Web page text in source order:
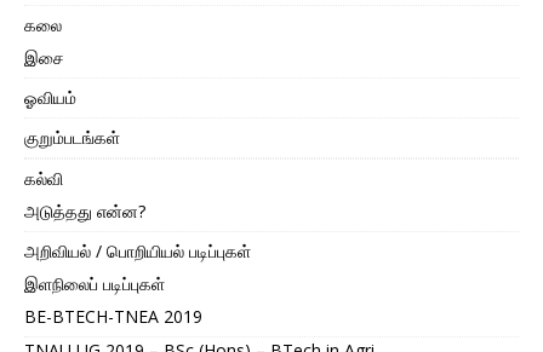
கலை
இசை
ஓவியம்
குறும்படங்கள்
கல்வி
அடுத்தது என்ன?
அறிவியல் / பொறியியல் படிப்புகள்
இளநிலைப் படிப்புகள்
BE-BTECH-TNEA 2019